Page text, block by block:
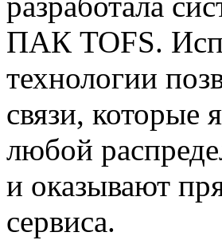
ПАК TOFS.
технологии
связи, которые
любой
и оказывают
сервиса.